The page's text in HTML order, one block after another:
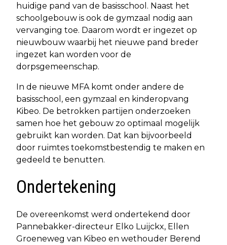
huidige pand van de basisschool. Naast het
schoolgebouw is ook de gymzaal nodig aan
vervanging toe. Daarom wordt er ingezet op
nieuwbouw waarbij het nieuwe pand breder
ingezet kan worden voor de
dorpsgemeenschap.
In de nieuwe MFA komt onder andere de
basisschool, een gymzaal en kinderopvang
Kibeo. De betrokken partijen onderzoeken
samen hoe het gebouw zo optimaal mogelijk
gebruikt kan worden. Dat kan bijvoorbeeld
door ruimtes toekomstbestendig te maken en
gedeeld te benutten.
Ondertekening
De overeenkomst werd ondertekend door
Pannebakker-directeur Elko Luijckx, Ellen
Groeneweg van Kibeo en wethouder Berend